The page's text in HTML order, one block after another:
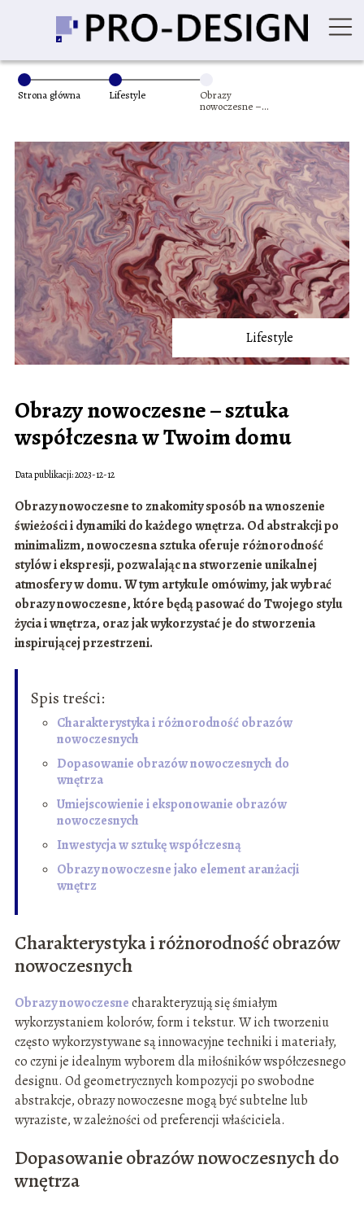
Strona główna Lifestyle
Obrazy
nowoczesne –
Twoim domu
Lifestyle
Obrazy nowoczesne – sztuka
współczesna w Twoim domu
Data publikacji: 2023-12-12
Obrazy nowoczesne to znakomity sposób na wnoszenie
świeżości i dynamiki do każdego wnętrza. Od abstrakcji po
minimalizm, nowoczesna sztuka oferuje różnorodność
stylów i ekspresji, pozwalając na stworzenie unikalnej
atmosfery w domu. W tym artykule omówimy, jak wybrać
obrazy nowoczesne, które będą pasować do Twojego stylu
życia i wnętrza, oraz jak wykorzystać je do stworzenia
inspirującej przestrzeni.
Spis treści:
Charakterystyka i różnorodność obrazów
nowoczesnych
Dopasowanie obrazów nowoczesnych do
wnętrza
Umiejscowienie i eksponowanie obrazów
nowoczesnych
Inwestycja w sztukę współczesną
Obrazy nowoczesne jako element aranżacji
wnętrz
Charakterystyka i różnorodność obrazów
nowoczesnych
Obrazy nowoczesnecharakteryzują się śmiałym
wykorzystaniem kolorów, form i tekstur. W ich tworzeniu
często wykorzystywane są innowacyjne techniki i materiały,
co czyni je idealnym wyborem dla miłośników współczesnego
designu. Od geometrycznych kompozycji po swobodne
abstrakcje, obrazy nowoczesne mogą być subtelne lub
wyraziste, w zależności od preferencji właściciela.
Dopasowanie obrazów nowoczesnych do
wnętrza